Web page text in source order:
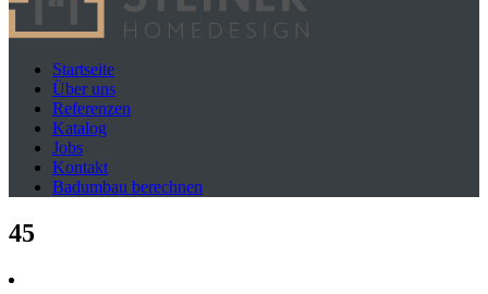
Startseite
Über uns
Referenzen
Katalog
Jobs
Kontakt
Badumbau berechnen
45